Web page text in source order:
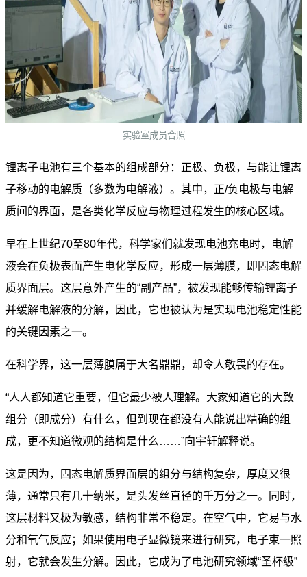
实验室成员合照
锂离子电池有三个基本的组成部分：正极、负极，与能让锂离
子移动的电解质（多数为电解液）。其中，正/负电极与电解
质间的界面，是各类化学反应与物理过程发生的核心区域。
早在上世纪70至80年代，科学家们就发现电池充电时，电解
液会在负极表面产生电化学反应，形成一层薄膜，即固态电解
质界面层。这层意外产生的“副产品”，被发现能够传输锂离子
并缓解电解液的分解，因此，它也被认为是实现电池稳定性能
的关键因素之一。
在科学界，这一层薄膜属于大名鼎鼎，却令人敬畏的存在。
“人人都知道它重要，但它最少被人理解。大家知道它的大致
组分（即成分）有什么，但到现在都没有人能说出精确的组
成，更不知道微观的结构是什么……”向宇轩解释说。
这是因为，固态电解质界面层的组分与结构复杂，厚度又很
薄，通常只有几十纳米，是头发丝直径的千万分之一。同时，
这层材料又极为敏感，结构非常不稳定。在空气中，它易与水
分和氧气反应；如果使用电子显微镜来进行研究，电子束一照
射，它就会发生分解。因此，它成为了电池研究领域“圣杯级”